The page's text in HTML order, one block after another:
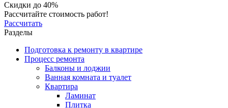
Скидки до 40%
Рассчитайте стоимость работ!
Рассчитать
Разделы
Подготовка к ремонту в квартире
Процесс ремонта
Балконы и лоджии
Ванная комната и туалет
Квартира
Ламинат
Плитка